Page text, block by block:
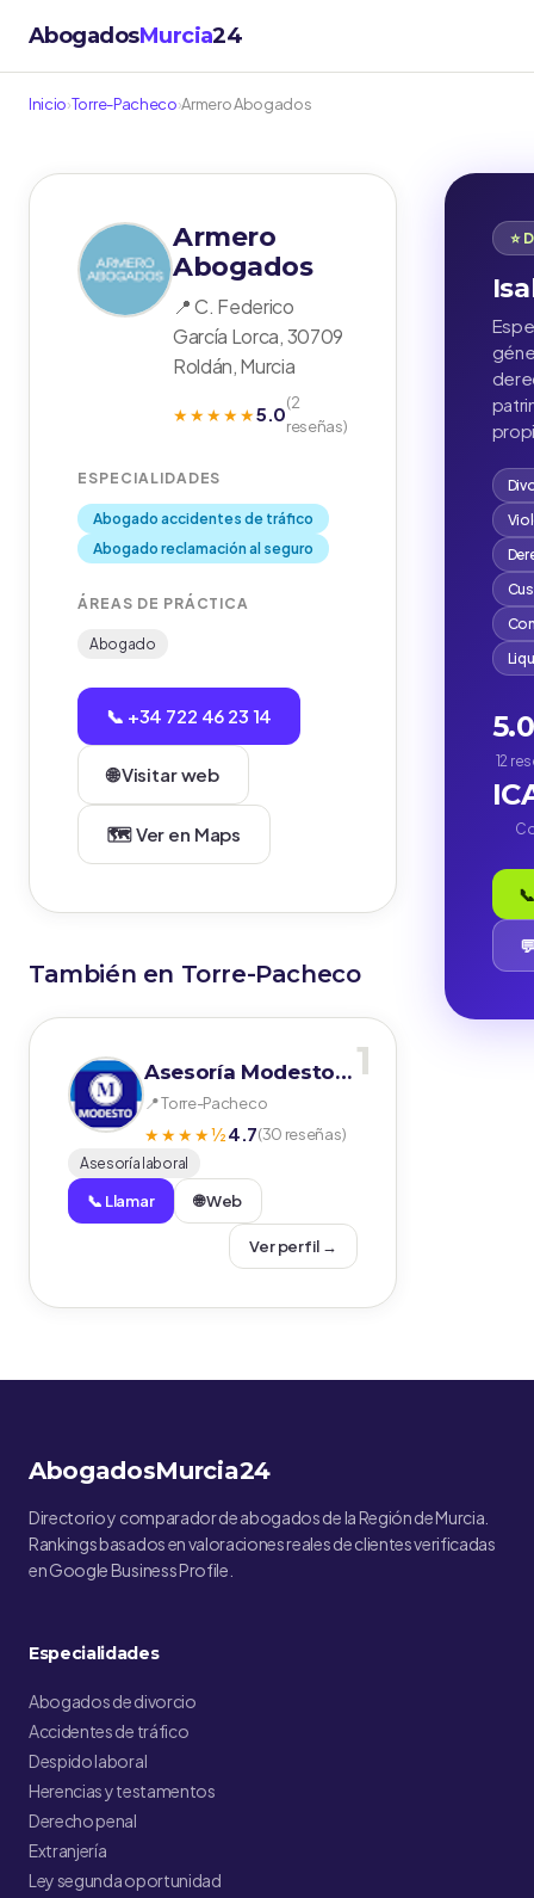
AbogadosMurcia24
Inicio›Torre-Pacheco›Armero Abogados
Armero
Abogados
📍 C. Federico
García Lorca, 30709
Roldán, Murcia
★★★★★5.0(2
reseñas)
ESPECIALIDADES
Abogado accidentes de tráfico
Abogado reclamación al seguro
ÁREAS DE PRÁCTICA
Abogado
📞 +34 722 46 23 14
🌐 Visitar web
🗺️ Ver en Maps
También en Torre-Pacheco
1
Asesoría Modesto Aguirre
📍 Torre-Pacheco
★★★★½4.7(30 reseñas)
Asesoría laboral
📞 Llamar 🌐 Web
Ver perfil →
⭐
12
AbogadosMurcia24
Directorio y comparador de abogados de la Región de Murcia.
Rankings basados en valoraciones reales de clientes verificadas
en Google Business Profile.
Especialidades
Abogados de divorcio
Accidentes de tráfico
Despido laboral
Herencias y testamentos
Derecho penal
Extranjería
Ley segunda oportunidad